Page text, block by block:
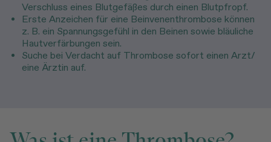
Verschluss eines Blutgefäßes durch einen Blutpfropf.
Erste Anzeichen für eine Beinvenenthrombose können
z. B. ein Spannungsgefühl in den Beinen sowie bläuliche
Hautverfärbungen sein.
Suche bei Verdacht auf Thrombose sofort einen Arzt/
eine Ärztin auf.